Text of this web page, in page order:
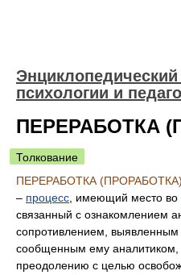
психологии и
ПЕРЕРАБОТКА
Толкование
ПЕРЕРАБОТКА (ПРОРАБОТКА)
– процесс , имеющий место во
связанный с ознакомлением
сопротивлением, выявленным
сообщенным ему аналитиком,
преодолению с целью